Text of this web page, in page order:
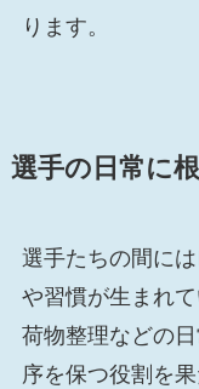
ります。
選手の日常に
選手たちの間に
や習慣が生まれ
荷物整理などの
序を保つ役割を